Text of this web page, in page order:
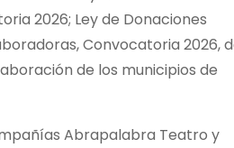
2026; Ley de Donaciones
Convocatoria 2026,
de los municipios de
Abrapalabra Teatro y